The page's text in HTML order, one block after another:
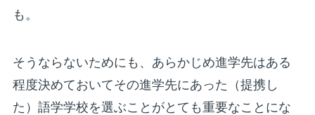
も。
そうならないためにも、あらかじめ進学先はある
程度決めておいてその進学先にあった（提携し
た）語学学校を選ぶことがとても重要なことにな